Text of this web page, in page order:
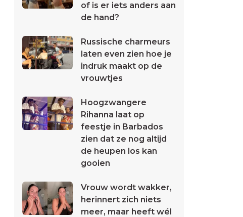
of is er iets anders aan
de hand?
Russische charmeurs
laten even zien hoe je
indruk maakt op de
vrouwtjes
Hoogzwangere
Rihanna laat op
feestje in Barbados
zien dat ze nog altijd
de heupen los kan
gooien
Vrouw wordt wakker,
herinnert zich niets
meer, maar heeft wél